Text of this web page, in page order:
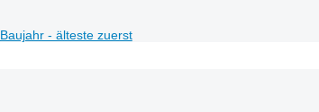
Baujahr - älteste zuerst